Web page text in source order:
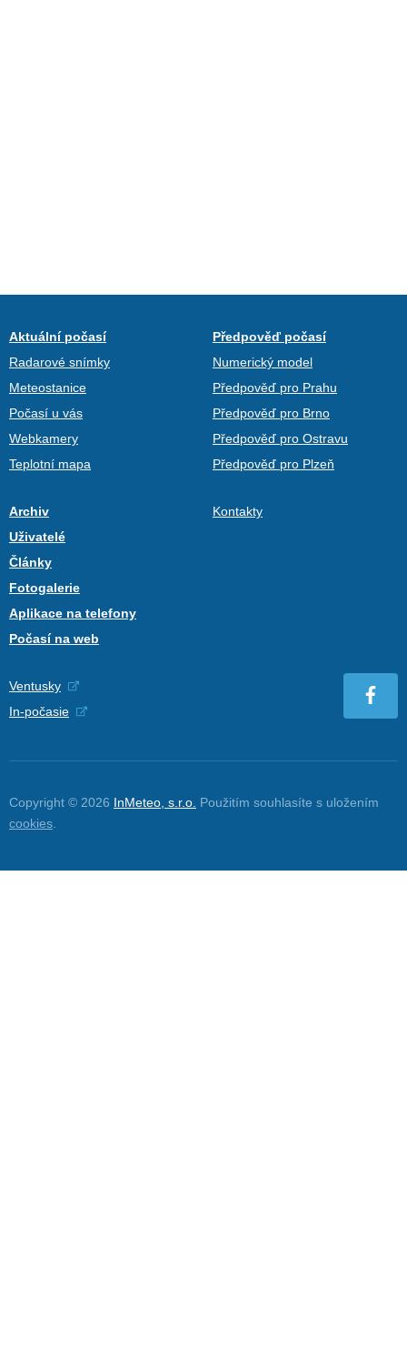
Aktuální počasí
Radarové snímky
Meteostanice
Počasí u vás
Webkamery
Teplotní mapa
Předpověď počasí
Numerický model
Předpověď pro Prahu
Předpověď pro Brno
Předpověď pro Ostravu
Předpověď pro Plzeň
Archiv
Uživatelé
Články
Fotogalerie
Aplikace na telefony
Počasí na web
Kontakty
Ventusky
In-počasie
Copyright © 2026 InMeteo, s.r.o. Použitím souhlasíte s uložením
cookies